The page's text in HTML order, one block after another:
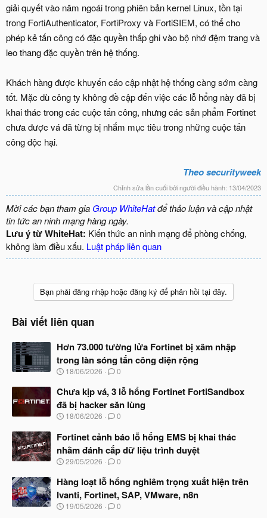
giải quyết vào năm ngoái trong phiên bản kernel Linux, tồn tại
trong FortiAuthenticator, FortiProxy và FortiSIEM, có thể cho
phép kẻ tấn công có đặc quyền thấp ghi vào bộ nhớ đệm trang và
leo thang đặc quyền trên hệ thống.
Khách hàng được khuyến cáo cập nhật hệ thống càng sớm càng
tốt. Mặc dù công ty không đề cập đến việc các lỗ hổng này đã bị
khai thác trong các cuộc tấn công, nhưng các sản phẩm Fortinet
chưa được vá đã từng bị nhắm mục tiêu trong những cuộc tấn
công độc hại.
Theo securityweek
Chỉnh sửa lần cuối bởi người điều hành: 13/04/2023
Mời các bạn tham gia Group WhiteHatđể thảo luận và cập nhật
tin tức an ninh mạng hàng ngày.
Lưu ý từ WhiteHat: Kiến thức an ninh mạng để phòng chống,
không làm điều xấu. Luật pháp liên quan
Bạn phải đăng nhập hoặc đăng ký để phản hồi tại đây.
Bài viết liên quan
Hơn 73.000 tường lửa Fortinet bị xâm nhập
trong làn sóng tấn công diện rộng
N
à
b
ắ
đ
ầ
u
18/06/2026 0
Chưa kịp vá, 3 lỗ hổng Fortinet FortiSandbox
đã bị hacker săn lùng
N
à
y
b
ắ
đ
ầ
u
18/06/2026 0
Fortinet cảnh báo lỗ hổng EMS bị khai thác
nhằm đánh cắp dữ liệu trình duyệt
N
à
b
ắ
29/05/2026 0
Hàng loạt lỗ hổng nghiêm trọng xuất hiện trên
Ivanti, Fortinet, SAP, VMware, n8n
N
19/05/2026 0